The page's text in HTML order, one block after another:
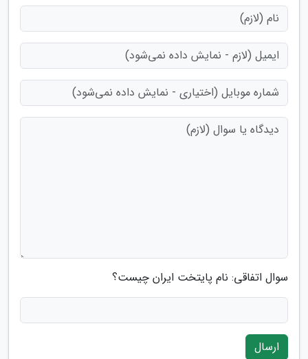
سوال اتفاقی: نام پایتخت ایران چیست؟
ارسال